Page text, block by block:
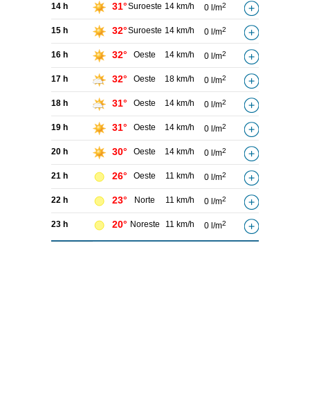
14 h 31°Suroeste 14 km/h 0 l/m2
15 h 32°Suroeste 14 km/h 0 l/m2
16 h 32° Oeste 14 km/h 0 l/m2
17 h 32° Oeste 18 km/h 0 l/m2
18 h 31° Oeste 14 km/h 0 l/m2
19 h 31° Oeste 14 km/h 0 l/m2
20 h 30° Oeste 14 km/h 0 l/m2
21 h 26° Oeste 11 km/h 0 l/m2
22 h 23° Norte 11 km/h 0 l/m2
23 h 20° Noreste 11 km/h 0 l/m2